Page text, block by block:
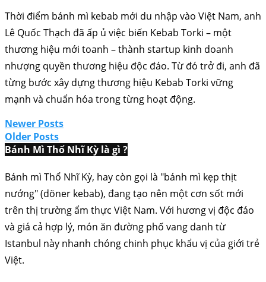
Thời điểm bánh mì kebab mới du nhập vào Việt Nam, anh
Lê Quốc Thạch đã ấp ủ việc biến Kebab Torki – một
thương hiệu mới toanh – thành startup kinh doanh
nhượng quyền thương hiệu độc đáo. Từ đó trở đi, anh đã
từng bước xây dựng thương hiệu Kebab Torki vững
mạnh và chuẩn hóa trong từng hoạt động.
Newer Posts
Older Posts
Bánh Mì Thổ Nhĩ Kỳ là gì ?
Bánh mì Thổ Nhĩ Kỳ, hay còn gọi là "bánh mì kẹp thịt
nướng" (döner kebab), đang tạo nên một cơn sốt mới
trên thị trường ẩm thực Việt Nam. Với hương vị độc đáo
và giá cả hợp lý, món ăn đường phố vang danh từ
Istanbul này nhanh chóng chinh phục khẩu vị của giới trẻ
Việt.